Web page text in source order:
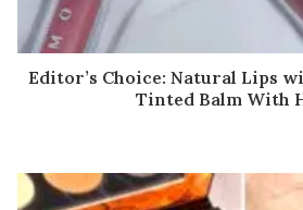
Editor’s Choice: Natural Lips
Tinted Balm With